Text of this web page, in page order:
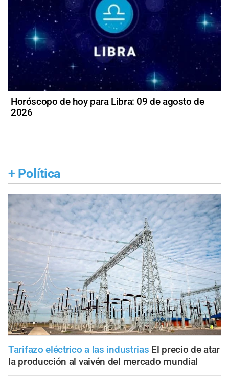
Horóscopo de hoy para Libra: 09 de agosto de
2026
+ Política
Tarifazo eléctrico a las industrias El precio de atar
la producción al vaivén del mercado mundial